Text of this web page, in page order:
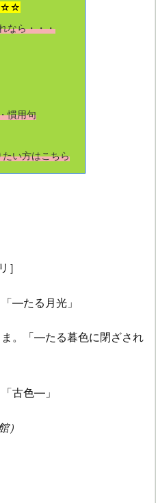
なら・・・
慣用句
い方はこちら
］
—たる月光」
。「—たる暮色に閉ざされ
古色—」
）